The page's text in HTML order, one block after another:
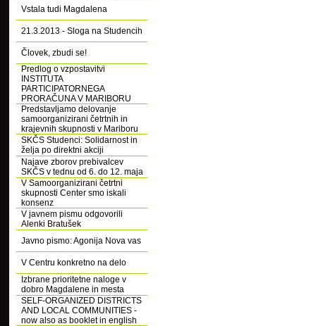
Vstala tudi Magdalena
21.3.2013 - Sloga na Studencih
Človek, zbudi se!
Predlog o vzpostavitvi
INSTITUTA
PARTICIPATORNEGA
PRORAČUNA V MARIBORU
Predstavljamo delovanje
samoorganizirani četrtnih in
krajevnih skupnosti v Mariboru
SKČS Studenci: Solidarnost in
želja po direktni akciji
Najave zborov prebivalcev
SKČS v tednu od 6. do 12. maja
V Samoorganizirani četrtni
skupnosti Center smo iskali
konsenz
V javnem pismu odgovorili
Alenki Bratušek
Javno pismo: Agonija Nova vas
V Centru konkretno na delo
Izbrane prioritetne naloge v
dobro Magdalene in mesta
SELF-ORGANIZED DISTRICTS
AND LOCAL COMMUNITIES -
now also as booklet in english